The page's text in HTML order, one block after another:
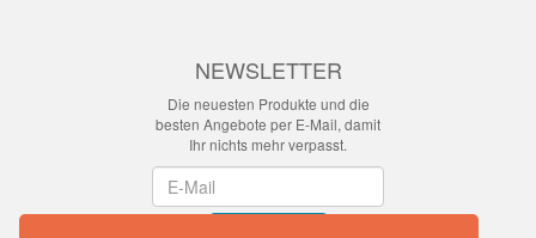
NEWSLETTER
Die neuesten Produkte und die
besten Angebote per E-Mail, damit
Ihr nichts mehr verpasst.